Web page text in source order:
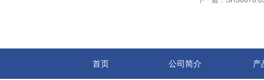
首页 公司简介 产